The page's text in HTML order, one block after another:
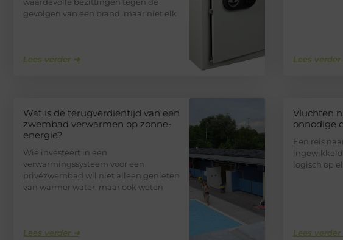
gevolgen van een brand, maar niet elk
Lees verder ➜ Lees
Wat is de terugverdientijd van een
zwembad verwarmen op zonne-
energie?
Wie investeert in een
verwarmingssysteem voor een
privézwembad wil niet alleen genieten
van warmer water, maar ook weten
Lees verder ➜
Vluchten
onnodige
Een reis
logisch op
Lees